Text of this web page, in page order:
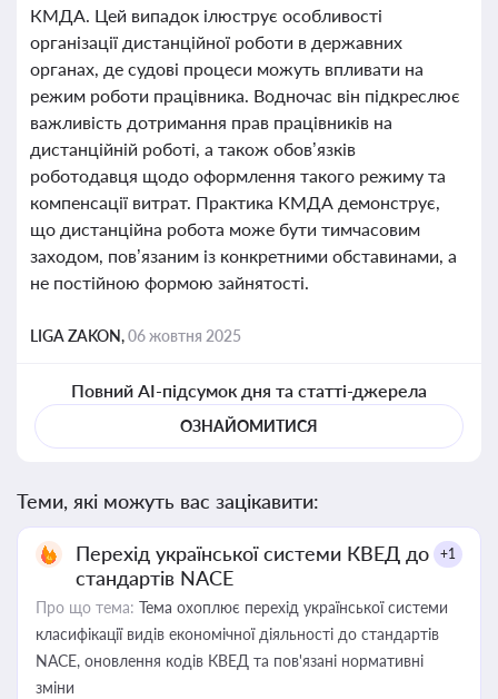
КМДА. Цей випадок ілюструє особливості
організації дистанційної роботи в державних
органах, де судові процеси можуть впливати на
режим роботи працівника. Водночас він підкреслює
важливість дотримання прав працівників на
дистанційній роботі, а також обов’язків
роботодавця щодо оформлення такого режиму та
компенсації витрат. Практика КМДА демонструє,
що дистанційна робота може бути тимчасовим
заходом, пов’язаним із конкретними обставинами, а
не постійною формою зайнятості.
LIGA ZAKON,06 жовтня 2025
Повний AI-підсумок дня та статті-джерела
ОЗНАЙОМИТИСЯ
Теми, які можуть вас зацікавити:
Перехід української системи КВЕД до
стандартів NACE
+1
Про що тема: Тема охоплює перехід української системи
класифікації видів економічної діяльності до стандартів
NACE, оновлення кодів КВЕД та пов'язані нормативні
зміни